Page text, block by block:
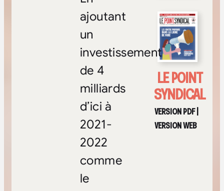
LE POINT
SYNDICAL
VERSION PDF|
VERSION WEB
ajoutant
un
investissement
de 4
milliards
d’ici à
2021-
2022
comme
le